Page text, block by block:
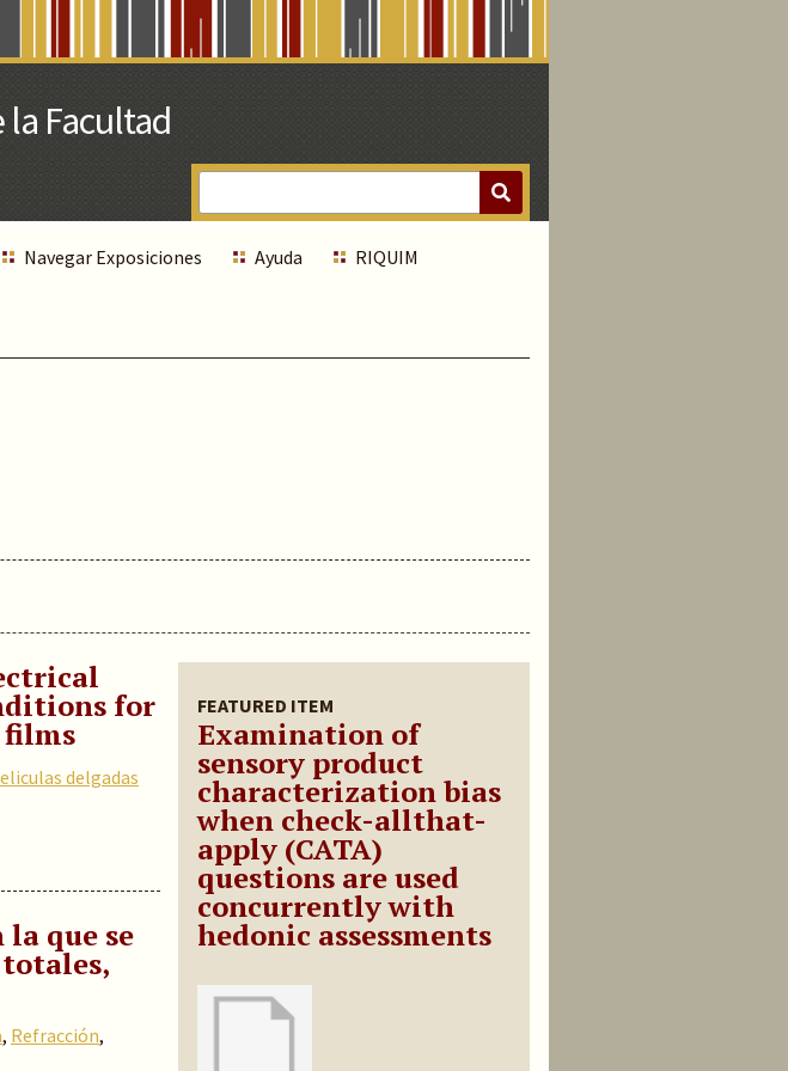
Navegar Exposiciones Ayuda RIQUIM
FEATURED ITEM
Examination of
sensory product
characterization bias
when check-allthat-
apply (CATA)
questions are used
concurrently with
hedonic assessments
for
films
delgadas
que se
, Refracción,